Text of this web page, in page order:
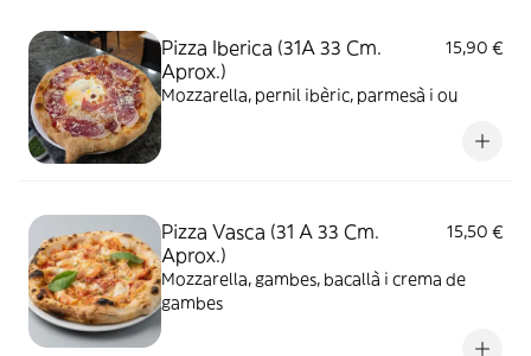
Pizza Iberica (31A 33 Cm.
Aprox.)
15,90 €
Mozzarella, pernil ibèric, parmesà i ou
Pizza Vasca (31 A 33 Cm.
Aprox.)
15,50 €
Mozzarella, gambes, bacallà i crema de
gambes